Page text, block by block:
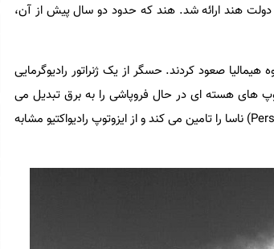
دولت هند ارائه شد. هند که حدود دو سال پیش از آن،
هیمالیا صعود کردند. حسگر از یک ژنراتور رادیوگرمایی
های هسته ای در حال فروپاشی را به برق تبدیل می
" (Perseverance) ناسا را تامین می کند و از ایزوتوپ رادیواکتیو مشابه